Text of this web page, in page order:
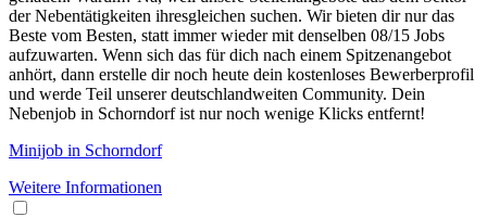
der Nebentätigkeiten ihresgleichen suchen. Wir bieten dir nur das
Beste vom Besten, statt immer wieder mit denselben 08/15 Jobs
aufzuwarten. Wenn sich das für dich nach einem Spitzenangebot
anhört, dann erstelle dir noch heute dein kostenloses Bewerberprofil
und werde Teil unserer deutschlandweiten Community. Dein
Nebenjob in Schorndorf ist nur noch wenige Klicks entfernt!
Minijob in Schorndorf
Weitere Informationen